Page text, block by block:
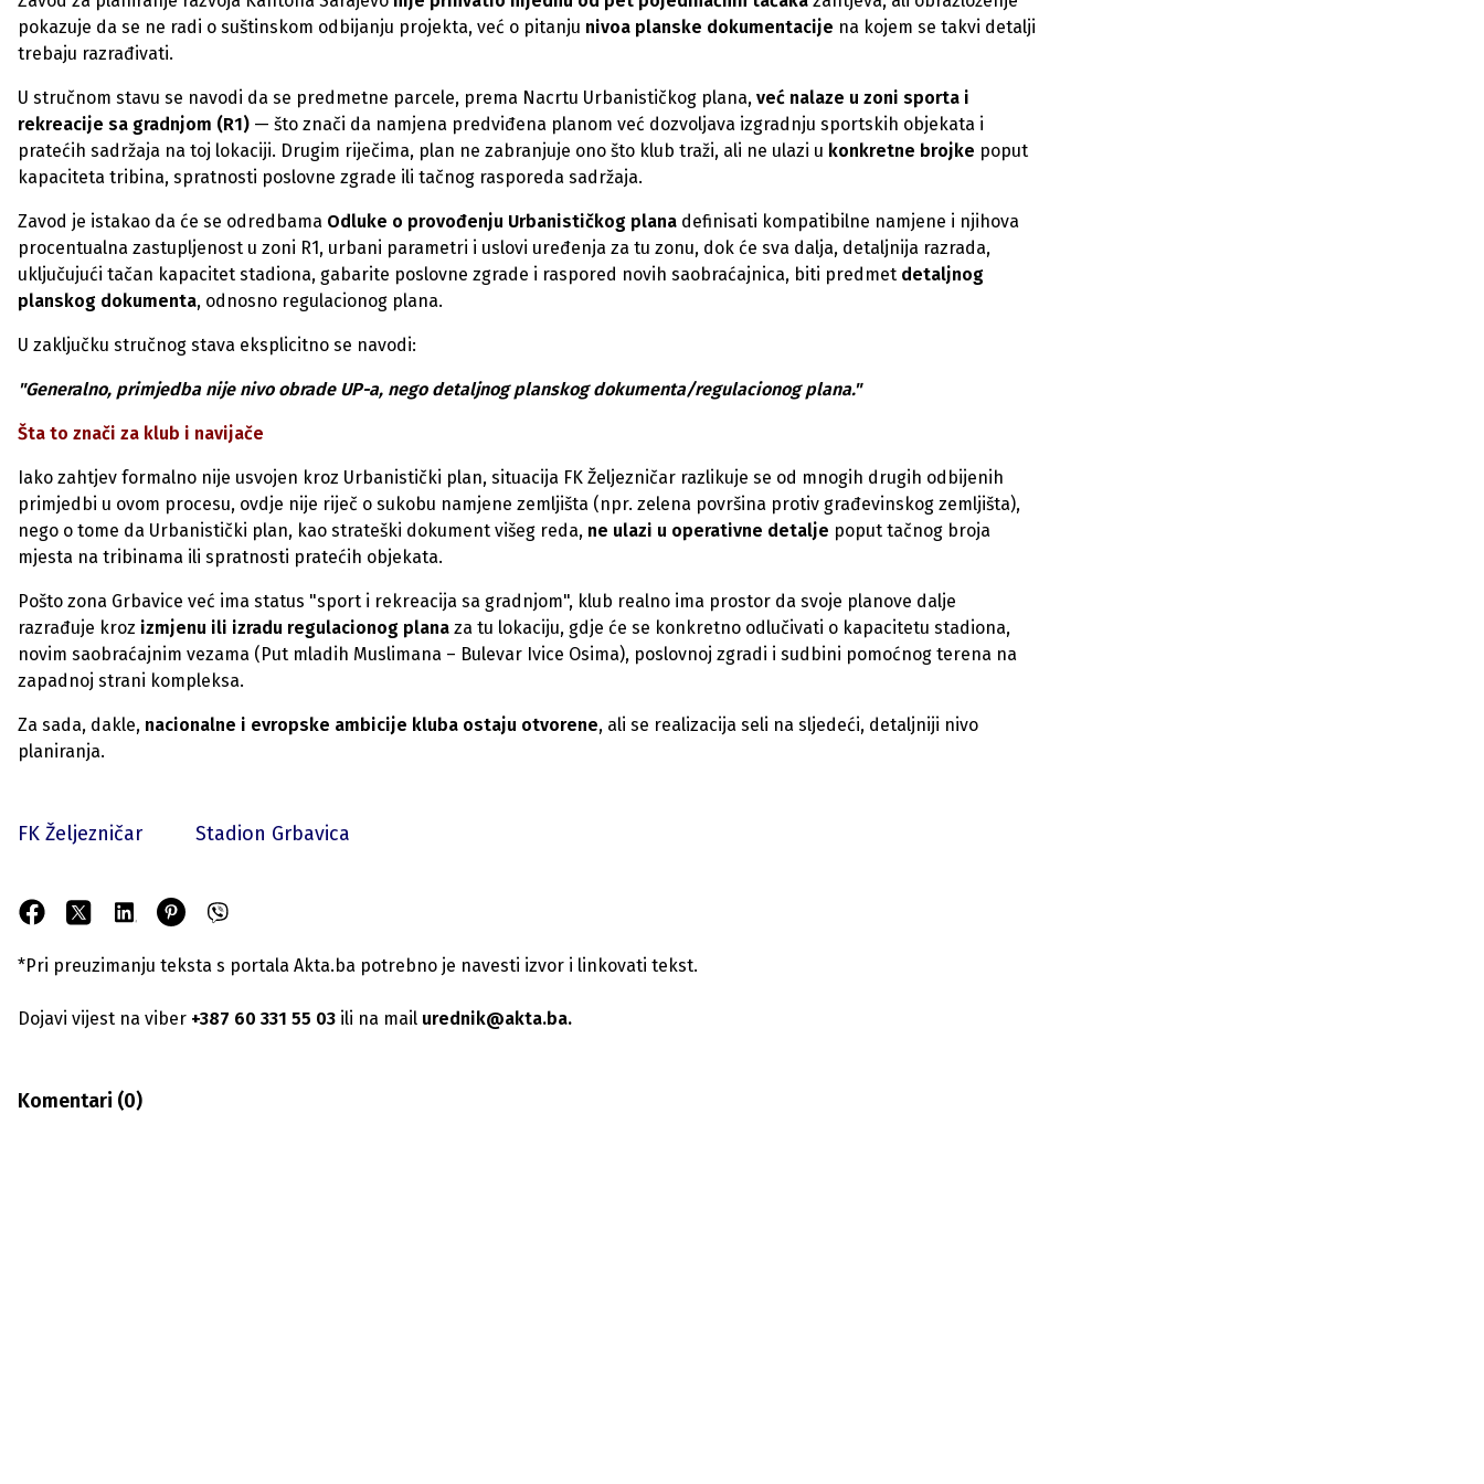
pokazuje da se ne radi o suštinskom odbijanju projekta, već o pitanju nivoa planske dokumentacije na kojem se takvi detalji
trebaju razrađivati.
U stručnom stavu se navodi da se predmetne parcele, prema Nacrtu Urbanističkog plana, već nalaze u zoni sporta i
rekreacije sa gradnjom (R1) — što znači da namjena predviđena planom već dozvoljava izgradnju sportskih objekata i
pratećih sadržaja na toj lokaciji. Drugim riječima, plan ne zabranjuje ono što klub traži, ali ne ulazi u konkretne brojke poput
kapaciteta tribina, spratnosti poslovne zgrade ili tačnog rasporeda sadržaja.
Zavod je istakao da će se odredbama Odluke o provođenju Urbanističkog plana definisati kompatibilne namjene i njihova
procentualna zastupljenost u zoni R1, urbani parametri i uslovi uređenja za tu zonu, dok će sva dalja, detaljnija razrada,
uključujući tačan kapacitet stadiona, gabarite poslovne zgrade i raspored novih saobraćajnica, biti predmet detaljnog
planskog dokumenta, odnosno regulacionog plana.
U zaključku stručnog stava eksplicitno se navodi:
"Generalno, primjedba nije nivo obrade UP-a, nego detaljnog planskog dokumenta/regulacionog plana."
Šta to znači za klub i navijače
Iako zahtjev formalno nije usvojen kroz Urbanistički plan, situacija FK Željezničar razlikuje se od mnogih drugih odbijenih
primjedbi u ovom procesu, ovdje nije riječ o sukobu namjene zemljišta (npr. zelena površina protiv građevinskog zemljišta),
nego o tome da Urbanistički plan, kao strateški dokument višeg reda, ne ulazi u operativne detalje poput tačnog broja
mjesta na tribinama ili spratnosti pratećih objekata.
Pošto zona Grbavice već ima status "sport i rekreacija sa gradnjom", klub realno ima prostor da svoje planove dalje
razrađuje kroz izmjenu ili izradu regulacionog plana za tu lokaciju, gdje će se konkretno odlučivati o kapacitetu stadiona,
novim saobraćajnim vezama (Put mladih Muslimana – Bulevar Ivice Osima), poslovnoj zgradi i sudbini pomoćnog terena na
zapadnoj strani kompleksa.
Za sada, dakle, nacionalne i evropske ambicije kluba ostaju otvorene, ali se realizacija seli na sljedeći, detaljniji nivo
planiranja.
FK Željezničar Stadion Grbavica
*Pri preuzimanju teksta s portala Akta.ba potrebno je navesti izvor i linkovati tekst.
Dojavi vijest na viber +387 60 331 55 03 ili na mail urednik@akta.ba.
Komentari (0)